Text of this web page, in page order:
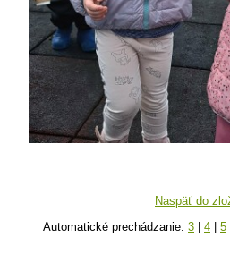
Naspäť do
Automatické prechádzanie: 3 4 5